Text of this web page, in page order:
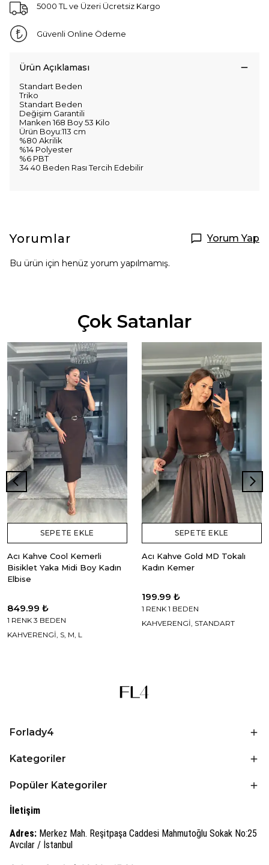
5000 TL ve Üzeri Ücretsiz Kargo
Güvenli Online Ödeme
Ürün Açıklaması
Standart Beden
Triko
Standart Beden
Değişim Garantili
Manken 168 Boy 53 Kilo
Ürün Boyu:113 cm
%80 Akrilik
%14 Polyester
%6 PBT
34 40 Beden Rası Tercih Edebilir
Yorumlar Yorum Yap
Bu ürün için henüz yorum yapılmamış.
Çok Satanlar
SEPETE EKLE
Acı Kahve Cool Kemerli
Bisiklet Yaka Midi Boy Kadın
Elbise
849.99 ₺
1 RENK 3 BEDEN
KAHVERENGİ, S, M, L
SEPETE EKLE
Acı Kahve Gold MD Tokalı
Kadın Kemer
199.99 ₺
1 RENK 1 BEDEN
KAHVERENGİ, STANDART
Forlady4
Kategoriler
Popüler Kategoriler
İletişim
Adres: Merkez Mah. Reşitpaşa Caddesi Mahmutoğlu Sokak No:25
Avcılar / İstanbul